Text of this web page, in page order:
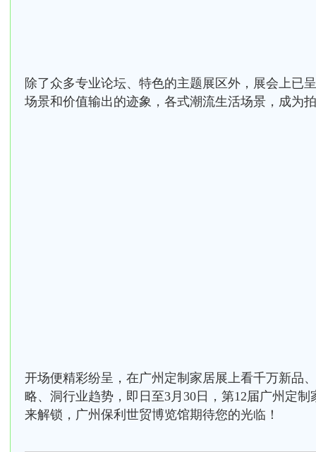
除了众多专业论坛、特色的主题展区外，展会上已
场景和价值输出的迹象，各式潮流生活场景，成为
开场便精彩纷呈，在广州定制家居展上看千万新品
略、洞行业趋势，即日至3月30日，第12届广州定
来解锁，广州保利世贸博览馆期待您的光临！